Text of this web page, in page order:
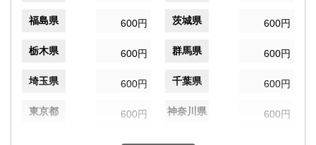
福島県 600円 茨城県 600円
栃木県 600円 群馬県 600円
埼玉県 600円 千葉県 600円
東京都 600円 神奈川県 600円
富山県